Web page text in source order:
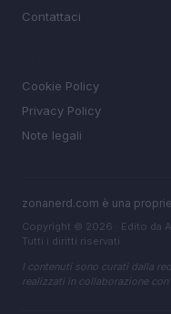
Contattaci
Cookie Policy
Privacy Policy
Note legali
zonanerd.com è una
Copyright © 2026 · Edito da
Tutti i diritti riservati
I contenuti sono curati dalla
realizzati in collaborazione